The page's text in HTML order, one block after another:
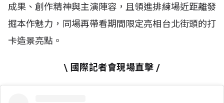
成果、創作精神與主演陣容，且領進排練場近距離發
掘本作魅力，同場再帶看期間限定亮相台北街頭的打
卡造景亮點。
\ 國際記者會現場直擊 /